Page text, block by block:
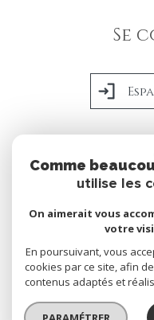
Se
© 2026 | Tous droits
Plan du site
Admin
Comme
utilise les
On aimerait vous
votre
En poursuivant, vous
cookies par ce site, afin
contenus adaptés et